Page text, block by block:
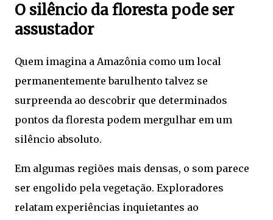
O silêncio da floresta pode ser
assustador
Quem imagina a Amazônia como um local
permanentemente barulhento talvez se
surpreenda ao descobrir que determinados
pontos da floresta podem mergulhar em um
silêncio absoluto.
Em algumas regiões mais densas, o som parece
ser engolido pela vegetação. Exploradores
relatam experiências inquietantes ao